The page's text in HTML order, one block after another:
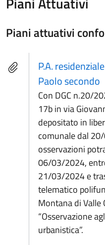
Piani attuativi
P.A.
Paolo secondo
Con DGC n.20/
17b in via
depositato in
comunale dal
osservazioni
06/03/2024,
21/03/2024 e
telematico
Montana di Valle
“Osservazione
urbanistica”.